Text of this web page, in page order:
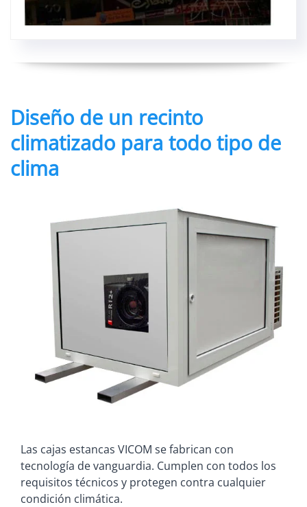
Diseño de un recinto
climatizado para todo tipo de
clima
Las cajas estancas VICOM se fabrican con
tecnología de vanguardia. Cumplen con todos los
requisitos técnicos y protegen contra cualquier
condición climática.